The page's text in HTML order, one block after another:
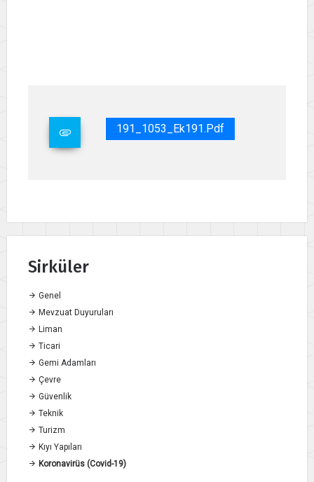
191_1053_Ek191.pdf
Sirküler
Genel
Mevzuat Duyuruları
Liman
Ticari
Gemi Adamları
Çevre
Güvenlik
Teknik
Turizm
Kıyı Yapıları
Koronavirüs (Covid-19)